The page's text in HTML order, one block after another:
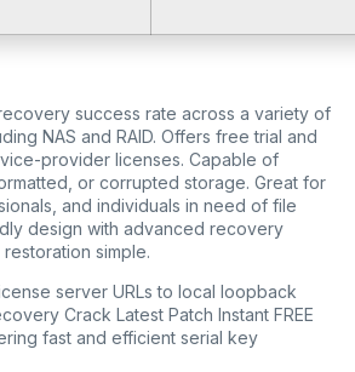
success rate across a variety of
NAS and RAID. Offers free trial and
provider licenses. Capable of
or corrupted storage. Great for
and individuals in need of file
design with advanced recovery
simple.
server URLs to local loopback
Crack Latest Patch Instant FREE
fast and efficient serial key